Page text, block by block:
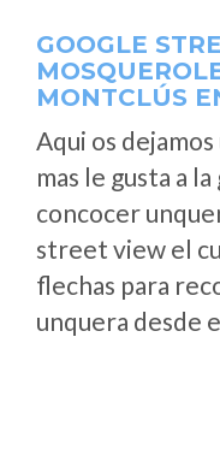
GOOGLE
MONTCLÚS
Aqui os
mas le gusta a
concocer
street view el
flechas para
unquera desde